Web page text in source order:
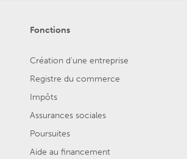
Fonctions
Création d'une entreprise
Registre du commerce
Impôts
Assurances sociales
Poursuites
Aide au financement